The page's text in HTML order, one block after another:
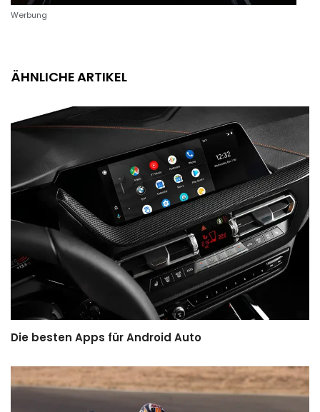
Werbung
ÄHNLICHE ARTIKEL
Die besten Apps für Android Auto